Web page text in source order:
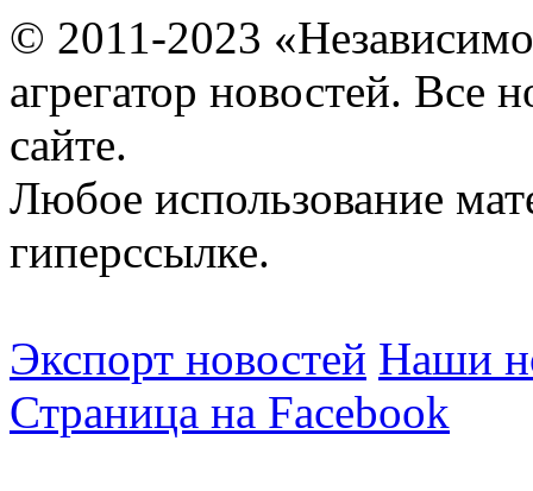
© 2011-2023
агрегатор новостей. Все
сайте.
Любое использование
гиперссылке.
Экспорт новостей Наши
Страница на Facebook